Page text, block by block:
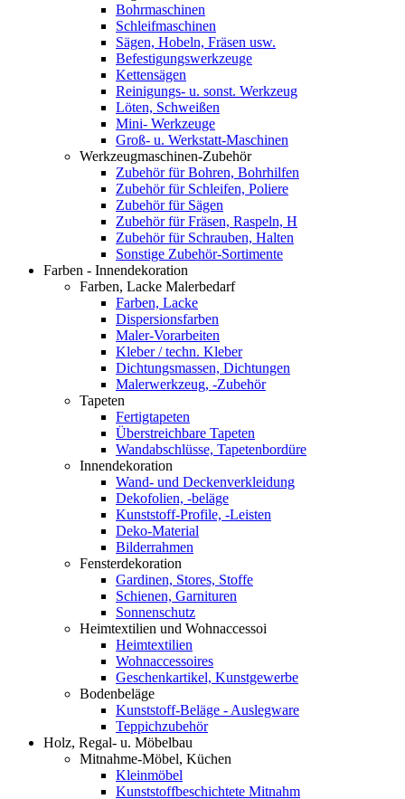
Bohrmaschinen
Schleifmaschinen
Sägen, Hobeln, Fräsen usw.
Befestigungswerkzeuge
Kettensägen
Reinigungs- u. sonst. Werkzeug
Löten, Schweißen
Mini- Werkzeuge
Groß- u. Werkstatt-Maschinen
Werkzeugmaschinen-Zubehör
Zubehör für Bohren, Bohrhilfen
Zubehör für Schleifen, Poliere
Zubehör für Sägen
Zubehör für Fräsen, Raspeln, H
Zubehör für Schrauben, Halten
Sonstige Zubehör-Sortimente
Farben - Innendekoration
Farben, Lacke Malerbedarf
Farben, Lacke
Dispersionsfarben
Maler-Vorarbeiten
Kleber / techn. Kleber
Dichtungsmassen, Dichtungen
Malerwerkzeug, -Zubehör
Tapeten
Fertigtapeten
Überstreichbare Tapeten
Wandabschlüsse, Tapetenbordüre
Innendekoration
Wand- und Deckenverkleidung
Dekofolien, -beläge
Kunststoff-Profile, -Leisten
Deko-Material
Bilderrahmen
Fensterdekoration
Gardinen, Stores, Stoffe
Schienen, Garnituren
Sonnenschutz
Heimtextilien und Wohnaccessoi
Heimtextilien
Wohnaccessoires
Geschenkartikel, Kunstgewerbe
Bodenbeläge
Kunststoff-Beläge - Auslegware
Teppichzubehör
Holz, Regal- u. Möbelbau
Mitnahme-Möbel, Küchen
Kleinmöbel
Kunststoffbeschichtete Mitnahm